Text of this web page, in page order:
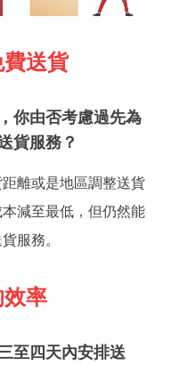
送貨
你由否考慮過先為
貨服務？
離或是地區調整送貨
減至最低，但仍然能
服務。
率
至四天內安排送